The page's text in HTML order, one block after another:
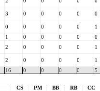
3 0 0 0 0 0
0 0 0 0 0
1
1 0 0 0 0
0
2 0 0 0 0 1
2 0 0 0 0
1
16 0 0 0 0 5
CS PM BB RB
CC